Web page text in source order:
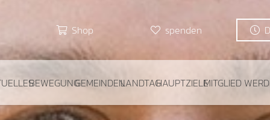
Shop spenden
BEWEGUNGGEMEINDENLANDTAGHAUPTZIELEMITGLIED